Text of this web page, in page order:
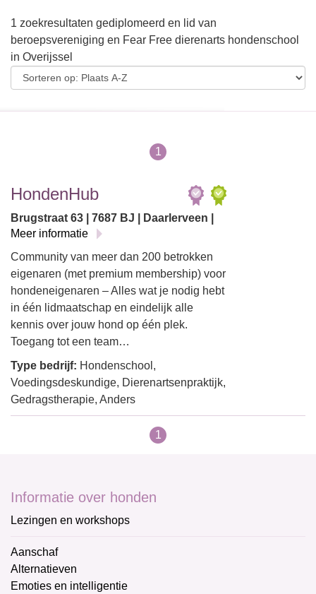
1 zoekresultaten gediplomeerd en lid van
beroepsvereniging en Fear Free dierenarts hondenschool
in Overijssel
1
HondenHub
Brugstraat 63 | 7687 BJ | Daarlerveen |
Meer informatie
Community van meer dan 200 betrokken
eigenaren (met premium membership) voor
hondeneigenaren – Alles wat je nodig hebt
in één lidmaatschap en eindelijk alle
kennis over jouw hond op één plek.
Toegang tot een team…
Type bedrijf: Hondenschool,
Voedingsdeskundige, Dierenartsenpraktijk,
Gedragstherapie, Anders
1
Informatie over honden
Lezingen en workshops
Aanschaf
Alternatieven
Emoties en intelligentie